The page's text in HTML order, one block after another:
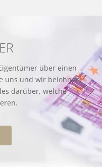
über einen
uns und wir belohnen
darüber, welche